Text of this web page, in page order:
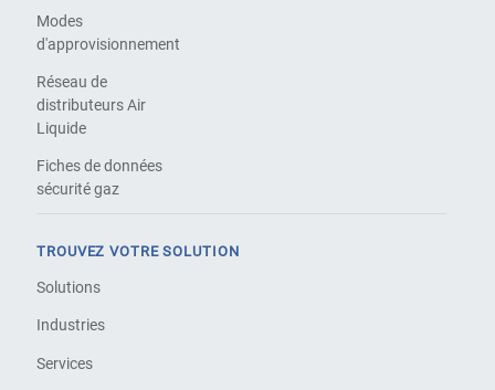
Modes
d'approvisionnement
Réseau de
distributeurs Air
Liquide
Fiches de données
sécurité gaz
TROUVEZ VOTRE SOLUTION
Solutions
Industries
Services